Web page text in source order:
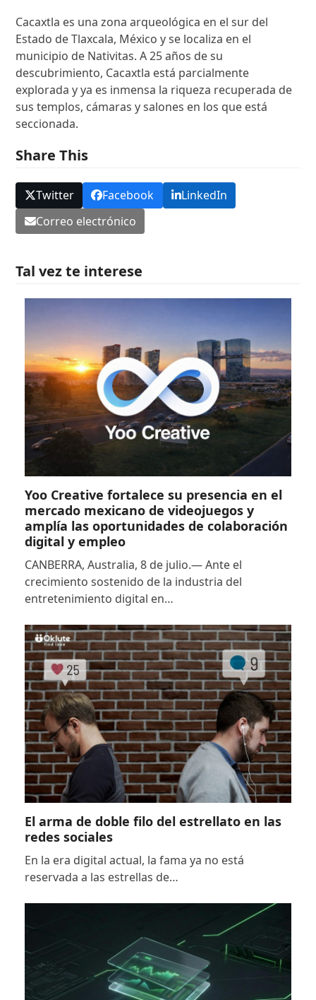
Cacaxtla es una zona arqueológica en el sur del
Estado de Tlaxcala, México y se localiza en el
municipio de Nativitas. A 25 años de su
descubrimiento, Cacaxtla está parcialmente
explorada y ya es inmensa la riqueza recuperada de
sus templos, cámaras y salones en los que está
seccionada.
Share This
Twitter Facebook
LinkedIn
Correo electrónico
Tal vez te interese
Yoo Creative fortalece su presencia en el
mercado mexicano de videojuegos y
amplía las oportunidades de colaboración
digital y empleo
CANBERRA, Australia, 8 de julio.— Ante el
crecimiento sostenido de la industria del
entretenimiento digital en…
El arma de doble filo del estrellato en las
redes sociales
En la era digital actual, la fama ya no está
reservada a las estrellas de…